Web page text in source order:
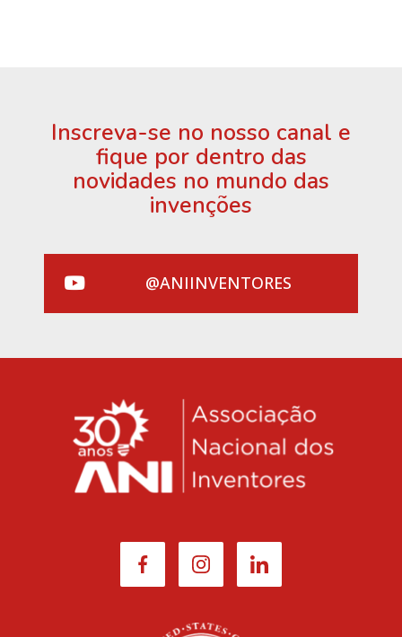
Inscreva-se no nosso canal e
fique por dentro das
novidades no mundo das
invenções
@ANIINVENTORES